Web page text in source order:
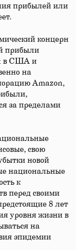
прибылей или
концерн
прибыли
в США и
на
Amazon,
за пределами
свою
новой
национальные
к
перед своими
8 лет
уровня жизни в
на
эпидемии